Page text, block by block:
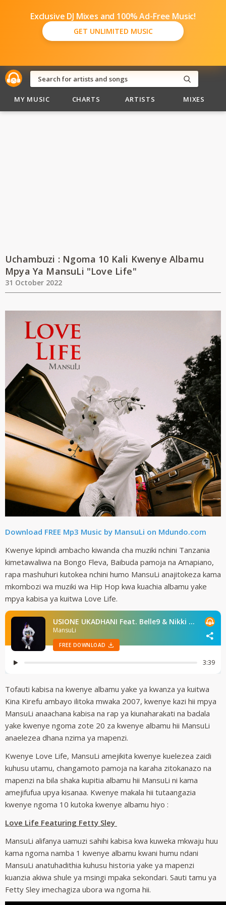
Exclusive DJ Mixes and 100% Ad-Free Music!
GET UNLIMITED MUSIC
MY MUSIC CHARTS ARTISTS MIXES
Uchambuzi : Ngoma 10 Kali Kwenye Albamu
Mpya Ya MansuLi "Love Life"
31 October 2022
Download FREE Mp3 Music by MansuLi on Mdundo.com
Kwenye kipindi ambacho kiwanda cha muziki nchini Tanzania
kimetawaliwa na Bongo Fleva, Baibuda pamoja na Amapiano,
rapa mashuhuri kutokea nchini humo MansuLi anajitokeza kama
mkombozi wa muziki wa Hip Hop kwa kuachia albamu yake
mpya kabisa ya kuitwa Love Life.
Tofauti kabisa na kwenye albamu yake ya kwanza ya kuitwa
Kina Kirefu ambayo ilitoka mwaka 2007, kwenye kazi hii mpya
MansuLi anaachana kabisa na rap ya kiunaharakati na badala
yake kwenye ngoma zote 20 za kwenye albamu hii MansuLi
anaelezea dhana nzima ya mapenzi.
Kwenye Love Life, MansuLi amejikita kwenye kuelezea zaidi
kuhusu utamu, changamoto pamoja na karaha zitokanazo na
mapenzi na bila shaka kupitia albamu hii MansuLi ni kama
amejifufua upya kisanaa. Kwenye makala hii tutaangazia
kwenye ngoma 10 kutoka kwenye albamu hiyo :
Love Life Featuring Fetty Sley
MansuLi alifanya uamuzi sahihi kabisa kwa kuweka mkwaju huu
kama ngoma namba 1 kwenye albamu kwani humu ndani
MansuLi anatuhadithia kuhusu historia yake ya mapenzi
kuanzia akiwa shule ya msingi mpaka sekondari. Sauti tamu ya
Fetty Sley imechagiza ubora wa ngoma hii.